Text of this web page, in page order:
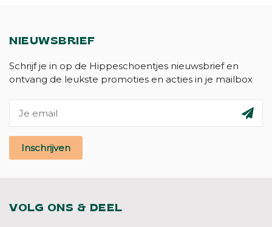
NIEUWSBRIEF
Schrijf je in op de Hippeschoentjes nieuwsbrief en
ontvang de leukste promoties en acties in je mailbox
Inschrijven
VOLG ONS & DEEL